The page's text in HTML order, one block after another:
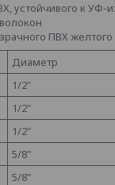
устойчивого к
ПВХ желтого
Диаметр
1/2"
1/2"
1/2"
5/8"
5/8"